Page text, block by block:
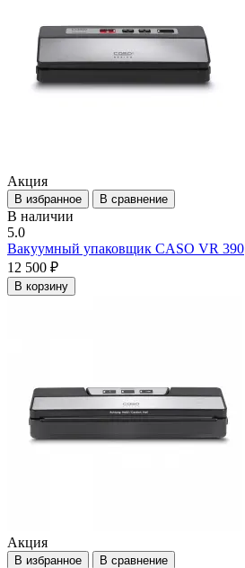
Акция
В избранное В сравнение
В наличии
5.0
Вакуумный упаковщик CASO VR 390
12 500 ₽
В корзину
Акция
В избранное В сравнение